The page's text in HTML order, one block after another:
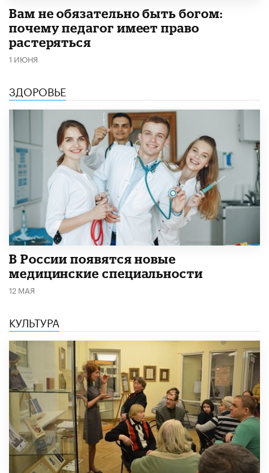
​Вам не обязательно быть богом:
почему педагог имеет право
растеряться
1 ИЮНЯ
ЗДОРОВЬЕ
В России появятся новые
медицинские специальности
12 МАЯ
КУЛЬТУРА